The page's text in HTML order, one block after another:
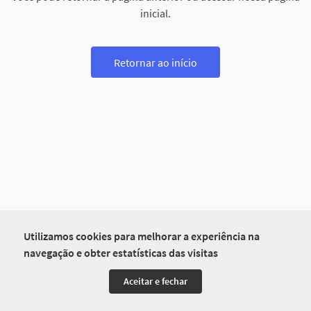
Utilizamos cookies para melhorar a experiência na
navegação e obter estatísticas das visitas
Aceitar e fechar
inicial.
Retornar ao início